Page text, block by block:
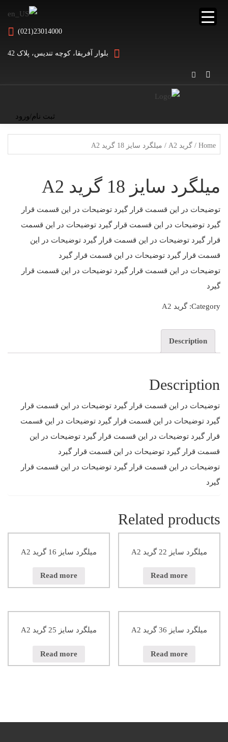
(021)23014000
بلوار آفریقا، کوچه تندیس، پلاک 42
ثبت نام/ورود
Home
/ گرید A2 / میلگرد سایز 18 گرید A2
میلگرد سایز 18 گرید A2
توضیحات در این قسمت قرار گیرد توضیحات در این قسمت قرار
گیرد توضیحات در این قسمت قرار گیرد توضیحات در این قسمت
قرار گیرد توضیحات در این قسمت قرار گیرد توضیحات در این
قسمت قرار گیرد توضیحات در این قسمت قرار گیرد
توضیحات در این قسمت قرار گیرد توضیحات در این قسمت قرار
گیرد
Category: گرید A2
Description
Description
توضیحات در این قسمت قرار گیرد توضیحات در این قسمت قرار
گیرد توضیحات در این قسمت قرار گیرد توضیحات در این قسمت
قرار گیرد توضیحات در این قسمت قرار گیرد توضیحات در این
قسمت قرار گیرد توضیحات در این قسمت قرار گیرد
توضیحات در این قسمت قرار گیرد توضیحات در این قسمت قرار
گیرد
Related products
میلگرد سایز 22 گرید A2
Read more
میلگرد سایز 16 گرید A2
Read more
میلگرد سایز 36 گرید A2
Read more
میلگرد سایز 25 گرید A2
Read more